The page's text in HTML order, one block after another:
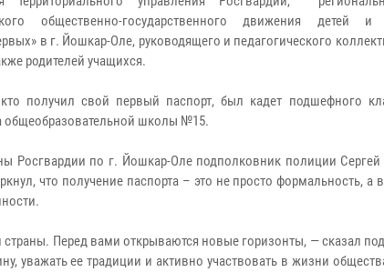
общественно-государственного движения детей
в г. Йошкар-Оле, руководящего и педагогического
родителей учащихся.
получил свой первый паспорт, был кадет подшефного
общеобразовательной школы №15.
Росгвардии по г. Йошкар-Оле подполковник полиции
что получение паспорта – это не просто формальность,
Перед вами открываются новые горизонты, — сказал
ее традиции и активно участвовать в жизни